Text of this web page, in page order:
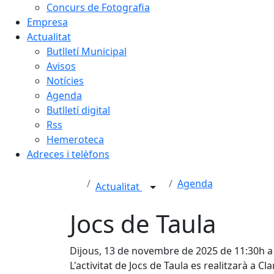
Concurs de Fotografia
Empresa
Actualitat
Butlletí Municipal
Avisos
Notícies
Agenda
Butlletí digital
Rss
Hemeroteca
Adreces i telèfons
Actualitat Agenda
Jocs de Taula
Dijous, 13 de novembre de 2025 de 11:30h
L'activitat de Jocs de Taula es realitzarà a